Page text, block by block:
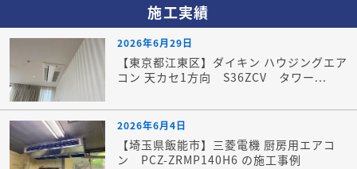
施工実績
2026年6月29日
【東京都江東区】ダイキン ハウジングエア
コン 天カセ1方向 S36ZCV タワー...
2026年6月4日
【埼玉県飯能市】三菱電機 厨房用エアコ
ン PCZ-ZRMP140H6 の施工事例